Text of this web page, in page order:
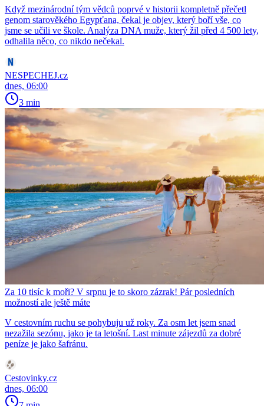
Když mezinárodní tým vědců poprvé v historii kompletně přečetl
genom starověkého Egypťana, čekal je objev, který boří vše, co
jsme se učili ve škole. Analýza DNA muže, který žil před 4 500 lety,
odhalila něco, co nikdo nečekal.
NESPECHEJ.cz
dnes, 06:00
3 min
Za 10 tisíc k moři? V srpnu je to skoro zázrak! Pár posledních
možností ale ještě máte
V cestovním ruchu se pohybuju už roky. Za osm let jsem snad
nezažila sezónu, jako je ta letošní. Last minute zájezdů za dobré
peníze je jako šafránu.
Cestovinky.cz
dnes, 06:00